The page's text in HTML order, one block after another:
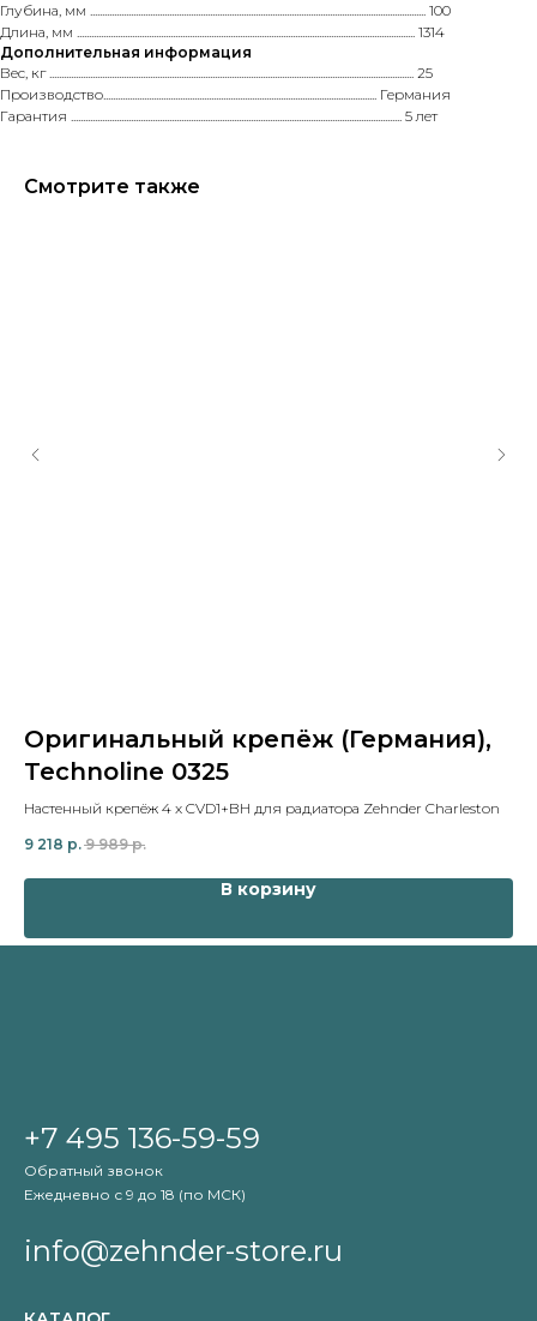
Глубина, мм ............................................................................................................................................ 100
Длина, мм ............................................................................................................................................. 1314
Дополнительная информация
Вес, кг ........................................................................................................................................................ 25
Производство.................................................................................................................. Германия
Гарантия .......................................................................................................................................... 5 лет
Смотрите также
Оригинальный крепёж (Германия),
Technoline 0325
Настенный крепёж 4 x CVD1+BH для радиатора Zehnder Charleston
9 218 р. 9 989 р.
В корзину
+7 495 136-59-59
Обратный звонок
Ежедневно с 9 до 18 (по МСК)
info@zehnder-store.ru